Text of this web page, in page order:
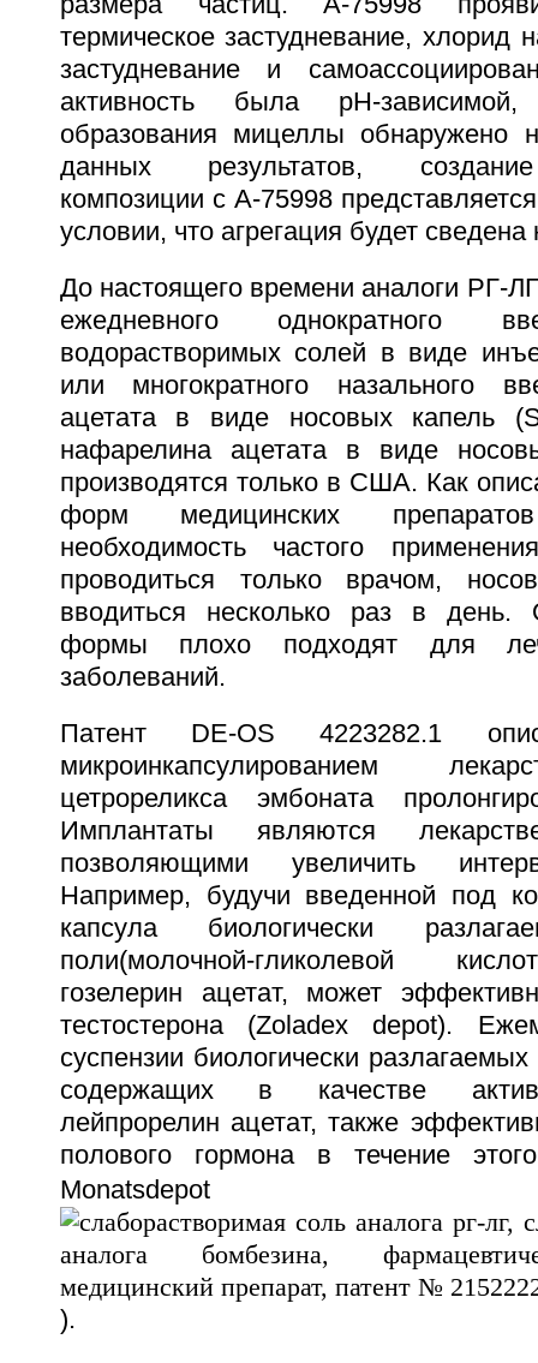
термическое застудневание, хлорид
застудневание и
активность была pH-
образования мицеллы обнаружено
данных результатов,
композиции с A-75998
условии, что агрегация будет
До настоящего времени аналоги РГ-
ежедневного однократного
водорастворимых солей в виде
или многократного назального
ацетата в виде носовых капель
нафарелина ацетата в виде
производятся только в США. Как
форм медицинских
необходимость частого
проводиться только врачом,
вводиться несколько раз в день.
формы плохо подходят для
заболеваний.
Патент DE-OS 4223282.1
микроинкапсулированием
цетрореликса эмбоната
Имплантаты являются
позволяющими увеличить
Например, будучи введенной под
капсула биологически
поли(молочной-гликолевой
гозелерин ацетат, может
тестостерона (Zoladex depot).
суспензии биологически
содержащих в качестве
лейпрорелин ацетат, также
полового гормона в течение
Monatsdepot
).